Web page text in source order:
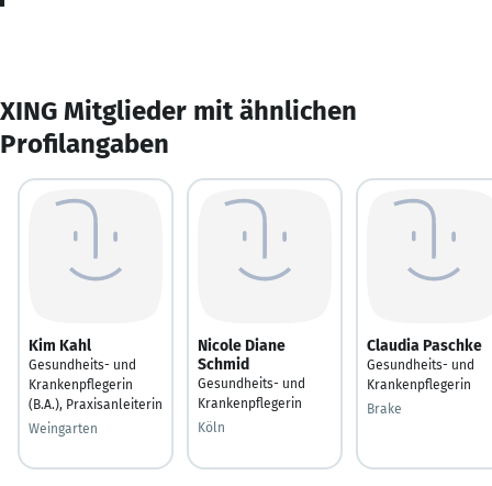
XING Mitglieder mit ähnlichen
Profilangaben
Kim Kahl
Gesundheits- und
Krankenpflegerin
(B.A.), Praxisanleiterin
Weingarten
Nicole Diane
Schmid
Gesundheits- und
Krankenpflegerin
Köln
Claudia Paschke
Gesundheits- und
Krankenpflegerin
Brake